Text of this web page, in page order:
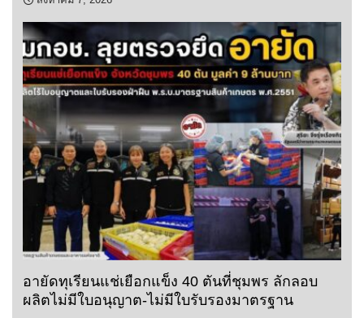
อายัดทุเรียนแช่เยือกแข็ง 40 ตันที่ชุมพร ลักลอบ
ผลิตไม่มีใบอนุญาต-ไม่มีใบรับรองมาตรฐาน